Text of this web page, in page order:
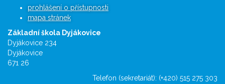
prohlášení o přístupnosti
mapa stránek
Základní škola Dyjákovice
Dyjákovice 234
Dyjákovice
671 26
Telefon (sekretariát): (+420) 515 275 303